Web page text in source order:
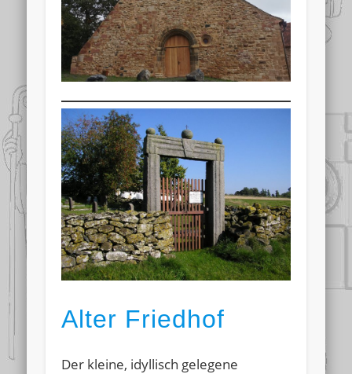
Alter Friedhof
Der kleine, idyllisch gelegene